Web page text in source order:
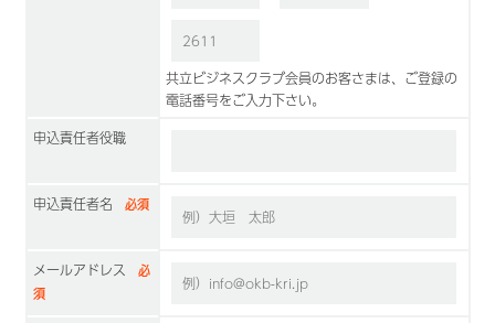
共立ビジネスクラブ会員のお客さまは、ご登録の
電話番号をご入力下さい。
申込責任者役職
申込責任者名 必須
メールアドレス 必
須